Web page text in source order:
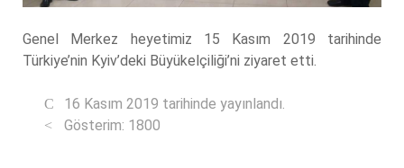
Genel Merkez heyetimiz 15 Kasım 2019 tarihinde
Türkiye’nin Kyiv’deki Büyükelçiliği’ni ziyaret etti.
16 Kasım 2019 tarihinde yayınlandı.
Gösterim: 1800